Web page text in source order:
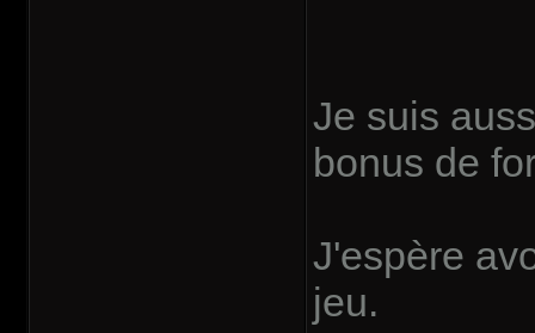
Je suis
bonus de
J'espère
jeu.